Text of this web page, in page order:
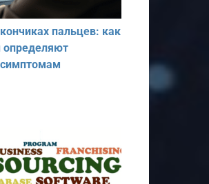
пальцев: как
определяют